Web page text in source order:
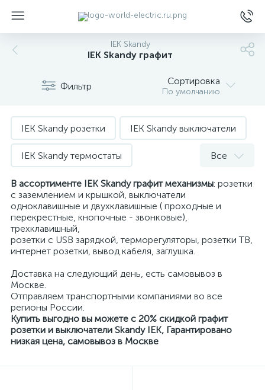
IEK Skandy
IEK Skandy графит
Фильтр Сортировка
По умолчанию
IEK Skandy розетки IEK Skandy выключатели
IEK Skandy термостаты
IEK Skandy USB зарядка
IEK Skandy интернет розетки
IEK Skandy подсветка
Все
В ассортименте IEK Skandy графит механизмы: розетки
с заземлением и крышкой, выключатели
одноклавишные и двухклавишные ( проходные и
перекрестные, кнопочные - звонковые),
трехклавишный,
розетки с USB зарядкой, терморегуляторы, розетки ТВ,
интернет розетки, вывод кабеля, заглушка.
Доставка на следующий день, есть самовывоз в
Москве.
Отправляем транспортными компаниями во все
регионы России.
Купить выгодно вы можете с 20% скидкой графит
розетки и выключатели Skandy IEK, Гарантировано
низкая цена, самовывоз в Москве